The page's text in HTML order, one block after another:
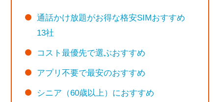
通話かけ放題がお得な格安SIMおすすめ
13社
コスト最優先で選ぶおすすめ
アプリ不要で最安のおすすめ
シニア（60歳以上）におすすめ